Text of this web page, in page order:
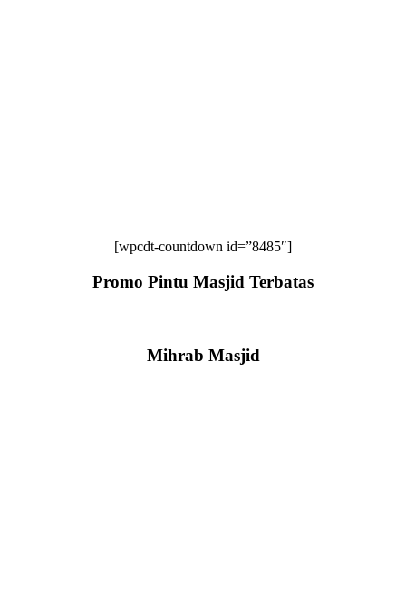
[wpcdt-countdown id=”8485″]
Promo Pintu Masjid Terbatas
Mihrab Masjid